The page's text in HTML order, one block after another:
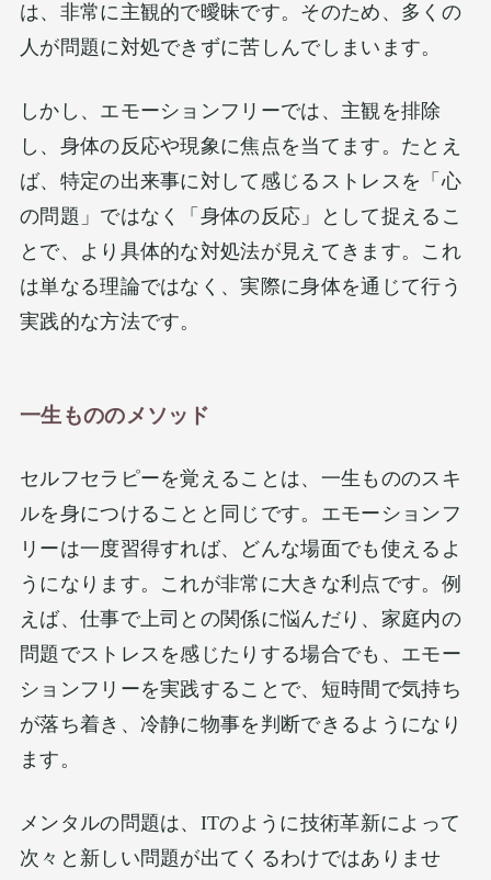
は、非常に主観的で曖昧です。そのため、多くの
人が問題に対処できずに苦しんでしまいます。
しかし、エモーションフリーでは​、主観を排除
し、身体の反応や現象に焦点を当てます。たとえ
ば、特定の出来事に対して感じるストレスを「心
の問題」ではなく「身体の反応」として捉えるこ
とで、より具体的な対処法が見えてきます。これ
は単なる理論ではなく、実際に身体を通じて行う
実践的な方法です。
一生もののメソッド
セルフセラピーを覚えることは、一生もののスキ
ルを身につけることと同じです。エモーションフ
リーは一度習得すれば、どんな場面でも使えるよ
うになります。これが非常に大きな利点です。例
えば、仕事で上司との関係に悩んだり、家庭内の
問題でストレスを感じたりする場合でも、エモー
ションフリーを実践することで、短時間で気持ち
が落ち着き、冷静に物事を判断できるようになり
ます。
メンタルの問題は、ITのように技術革新によって
次々と新しい問題が出てくるわけではありませ